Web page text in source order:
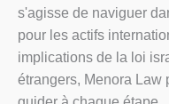
s'agisse de naviguer
pour les actifs
implications de la loi
étrangers, Menora Law